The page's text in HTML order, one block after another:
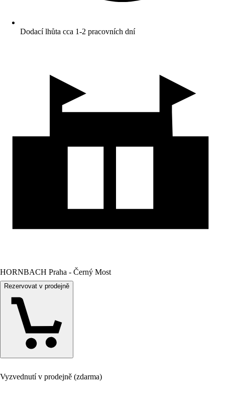
Dodací lhůta cca 1-2 pracovních dní
HORNBACH Praha - Černý Most
Rezervovat v prodejně
Vyzvednutí v prodejně (zdarma)